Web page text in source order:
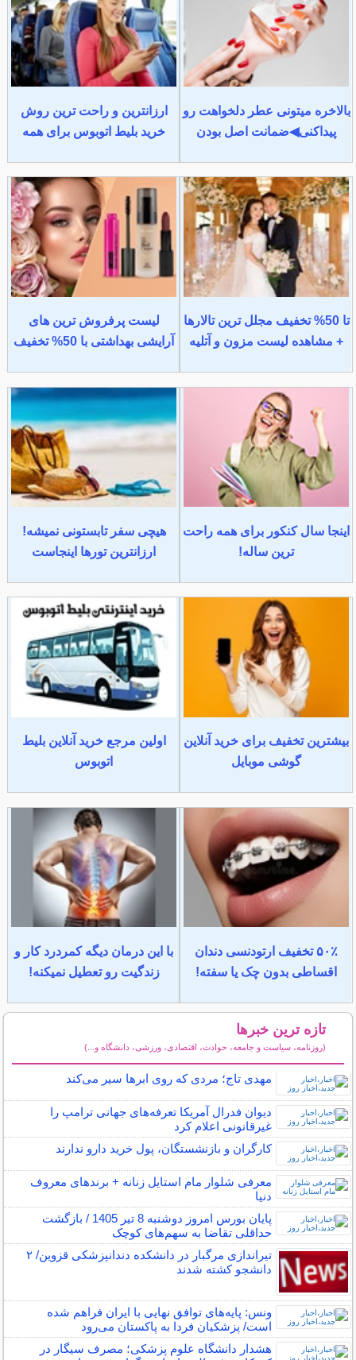
بالاخره میتونی عطر دلخواهت رو
پیداکنی◀ضمانت اصل بودن
ارزانترین و راحت ترین روش
خرید بلیط اتوبوس برای همه
تا 50% تخفیف مجلل ترین تالارها
+ مشاهده لیست مزون و آتلیه
لیست پرفروش ترین های
آرایشی بهداشتی با 50% تخفیف
اینجا سال کنکور برای همه راحت
ترین ساله!
هیچی سفر تابستونی نمیشه!
ارزانترین تورها اینجاست
بیشترین تخفیف برای خرید آنلاین
گوشی موبایل
اولین مرجع خرید آنلاین بلیط
اتوبوس
۵۰٪ تخفیف ارتودنسی دندان
اقساطی بدون چک یا سفته!
با این درمان دیگه کمردرد کار و
زندگیت رو تعطیل نمیکنه!
تازه ترین خبرها
(روزنامه، سیاست و جامعه، حوادث، اقتصادی، ورزشی، دانشگاه و...)
مهدی تاج؛ مردی که روی ابرها سیر می‌کند
دیوان فدرال آمریکا تعرفه‌های جهانی ترامپ را
غیرقانونی اعلام کرد
کارگران و بازنشستگان، پول خرید دارو ندارند
معرفی شلوار مام استایل زنانه + برندهای معروف
دنیا
پایان بورس امروز دوشنبه 8 تیر 1405 / بازگشت
حداقلی تقاضا به سهم‌های کوچک
تیراندازی مرگبار در دانشکده دندانپزشکی قزوین/ ۲
دانشجو کشته شدند
ونس: پایه‌های توافق نهایی با ایران فراهم شده
است/ پزشکیان فردا به پاکستان می‌رود
هشدار دانشگاه علوم پزشکی؛ مصرف سیگار در